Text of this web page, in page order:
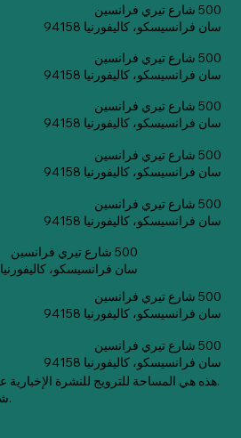
500 شارع تيري فرانسين
سان فرانسيسكو، كاليفورنيا 94158
500 شارع تيري فرانسين
سان فرانسيسكو، كاليفورنيا 94158
500 شارع تيري فرانسين
سان فرانسيسكو، كاليفورنيا 94158
500 شارع تيري فرانسين
سان فرانسيسكو، كاليفورنيا 94158
500 شارع تيري فرانسين
سان فرانسيسكو، كاليفورنيا 94158
500 شارع تيري فرانسين
سان فرانسيسكو، كاليفورنيا 94158
500 شارع تيري فرانسين
سان فرانسيسكو، كاليفورنيا 94158
500 شارع تيري فرانسين
سان فرانسيسكو، كاليفورنيا 94158
هذه هي المساحة للترويج للنشرة الإخبارية عبر البريد الإلكتروني للشركة.
شجع الناس على الاشتراك هنا.